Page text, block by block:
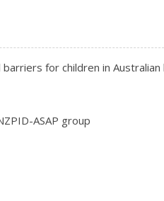
for children in
ASAP group